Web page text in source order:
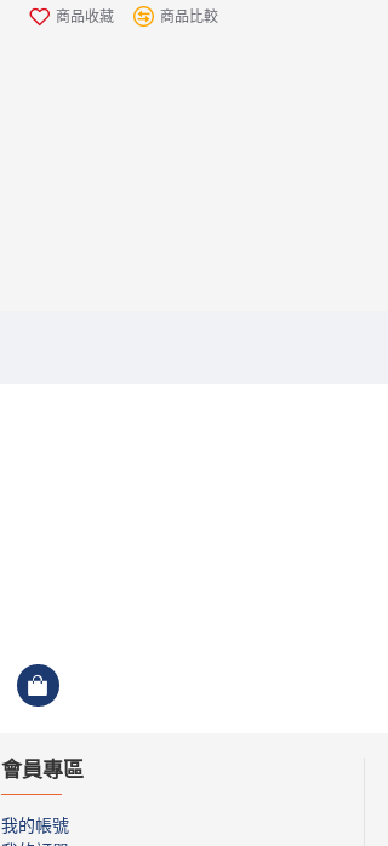
商品收藏 商品比較
會員專區
我的帳號